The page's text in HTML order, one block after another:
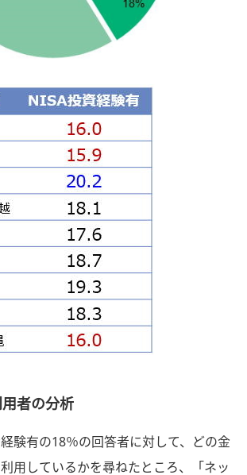
者の分析
験有の18％の回答者に対して、どの金
用しているかを尋ねたところ、「ネッ